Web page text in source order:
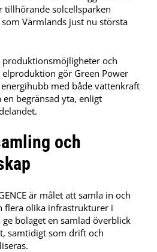
tillhörande solcellsparken
Värmlands just nu största
produktionsmöjligheter och
gör Green Power
med både vattenkraft
begränsad yta, enligt
och
är målet att samla in och
flera olika infrastrukturer i
bolaget en samlad överblick
samtidigt som drift och